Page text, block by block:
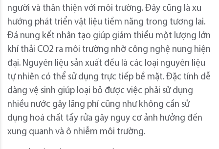
người và thân thiện với môi trường. Đây cũng là xu
hướng phát triển vật liệu tiềm năng trong tương lai.
Đá nung kết nhân tạo giúp giảm thiểu một lượng lớn
khí thải CO2 ra môi trường nhờ công nghệ nung hiện
đại. Nguyên liệu sản xuất đều là các loại nguyên liệu
tự nhiên có thể sử dụng trực tiếp bề mặt. Đặc tính dễ
dàng vệ sinh giúp loại bỏ được việc phải sử dụng
nhiều nước gây lãng phí cũng như không cần sử
dụng hoá chất tẩy rửa gây nguy cơ ảnh hưởng đến
xung quanh và ô nhiễm môi trường.